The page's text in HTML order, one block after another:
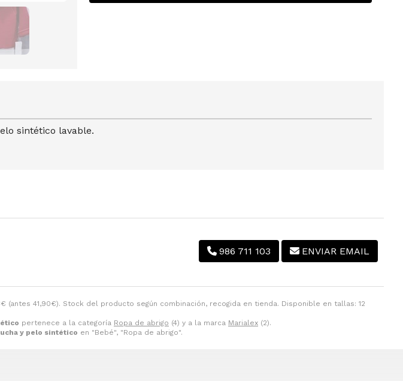
€ (antes 41,90€). Stock del producto según combinación, recogida en tienda. Disponible en tallas: 12
pertenece a la categoría Ropa de abrigo (4) y a la marca Marialex (2).
y pelo sintético en "Bebé", "Ropa de abrigo".
sintético lavable.
986 711 103 ENVIAR EMAIL